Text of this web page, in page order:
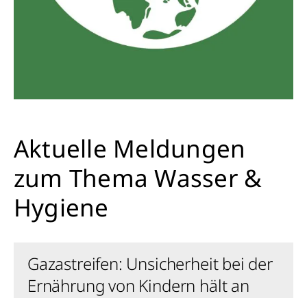
Aktuelle Meldungen
zum Thema Wasser &
Hygiene
Gazastreifen: Unsicherheit bei der
Ernährung von Kindern hält an